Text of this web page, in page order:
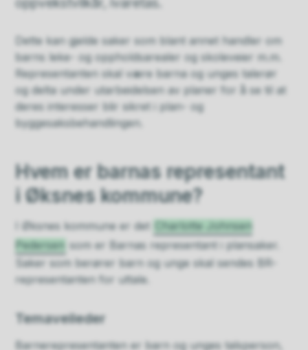
oppvekstvilkår, ivaretas.
Dette kan gjelde saker som blant annet handler om
barns leke- og oppholdsarealer og skoleveier m.m.
Representanten skal være barna og unges talerør
og delta under utarbeidelsen av planer for å se til at
deres interesser blir sikret i plan- og
byggesaksbehandlingen.
Hvem er barnas representant
i Øksnes kommune?
I Øksnes kommune er det
Charlotte Johnsen
Pedersen som er Barnas representant i plansaker.
Saker som berører barn og unge skal sendes BR-
representanten for uttale.
Temaveileder
Barnerepresentanten er barn og unges talsperson,